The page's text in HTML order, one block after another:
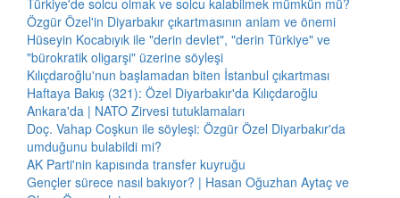
Türkiye'de solcu olmak ve solcu kalabilmek mümkün mü?
Özgür Özel'in Diyarbakır çıkartmasının anlam ve önemi
Hüseyin Kocabıyık ile "derin devlet", "derin Türkiye" ve
"bürokratik oligarşi" üzerine söyleşi
Kılıçdaroğlu'nun başlamadan biten İstanbul çıkartması
Haftaya Bakış (321): Özel Diyarbakır'da Kılıçdaroğlu
Ankara'da | NATO Zirvesi tutuklamaları
Doç. Vahap Coşkun ile söyleşi: Özgür Özel Diyarbakır'da
umduğunu bulabildi mi?
AK Parti'nin kapısında transfer kuyruğu
Gençler sürece nasıl bakıyor? | Hasan Oğuzhan Aytaç ve